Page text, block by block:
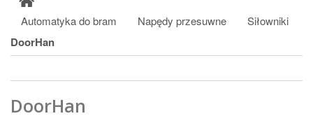
Automatyka do bram Napędy przesuwne Siłowniki
DoorHan
DoorHan